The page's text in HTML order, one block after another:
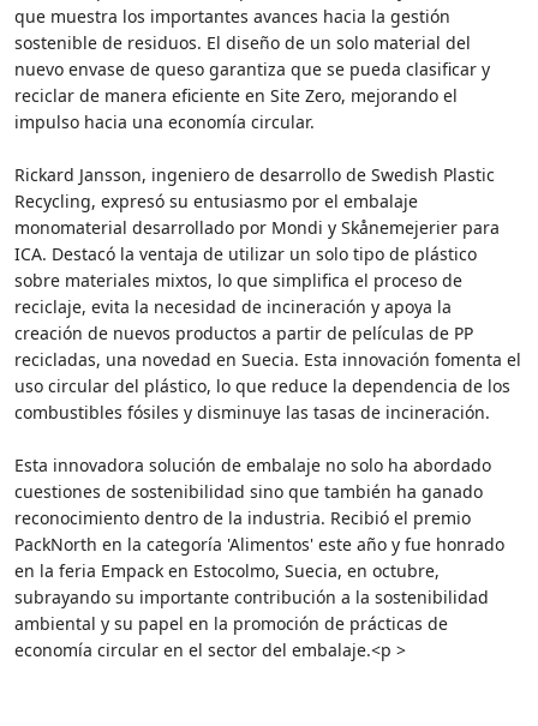
que muestra los importantes avances hacia la gestión
sostenible de residuos. El diseño de un solo material del
nuevo envase de queso garantiza que se pueda clasificar y
reciclar de manera eficiente en Site Zero, mejorando el
impulso hacia una economía circular.
Rickard Jansson, ingeniero de desarrollo de Swedish Plastic
Recycling, expresó su entusiasmo por el embalaje
monomaterial desarrollado por Mondi y Skånemejerier para
ICA. Destacó la ventaja de utilizar un solo tipo de plástico
sobre materiales mixtos, lo que simplifica el proceso de
reciclaje, evita la necesidad de incineración y apoya la
creación de nuevos productos a partir de películas de PP
recicladas, una novedad en Suecia. Esta innovación fomenta el
uso circular del plástico, lo que reduce la dependencia de los
combustibles fósiles y disminuye las tasas de incineración.
Esta innovadora solución de embalaje no solo ha abordado
cuestiones de sostenibilidad sino que también ha ganado
reconocimiento dentro de la industria. Recibió el premio
PackNorth en la categoría 'Alimentos' este año y fue honrado
en la feria Empack en Estocolmo, Suecia, en octubre,
subrayando su importante contribución a la sostenibilidad
ambiental y su papel en la promoción de prácticas de
economía circular en el sector del embalaje.<p >